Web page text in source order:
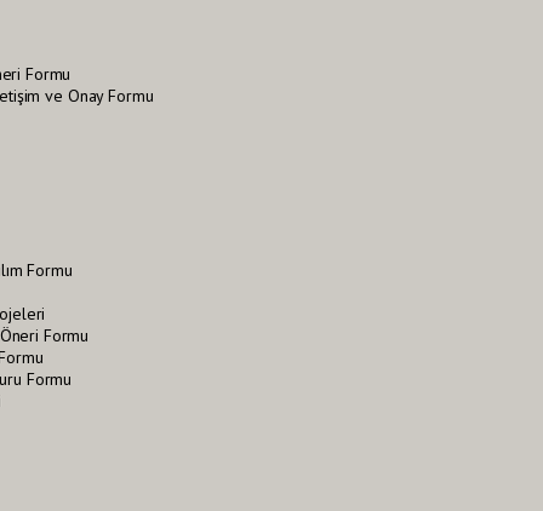
Formu
ve Onay Formu
Formu
Formu
Formu